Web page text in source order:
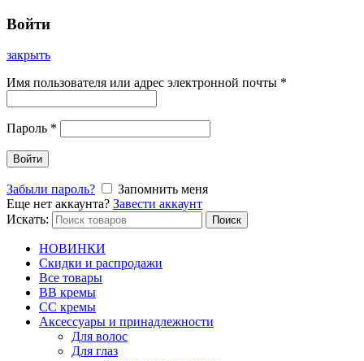
Войти
закрыть
Имя пользователя или адрес электронной почты *
Пароль *
Войти
Забыли пароль?
Запомнить меня
Еще нет аккаунта? Завести аккаунт
Искать:
Поиск
НОВИНКИ
Скидки и распродажи
Все товары
BB кремы
CC кремы
Аксессуары и принадлежности
Для волос
Для глаз